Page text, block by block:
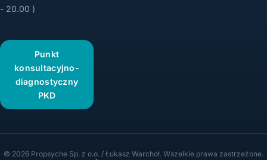
- 20.00 )
Punkt
konsultacyjno-
diagnostyczny
PKD
© 2026 Propsyche Sp. z o.o. / Łukasz Warchoł. Wszelkie prawa zastrzeżone.